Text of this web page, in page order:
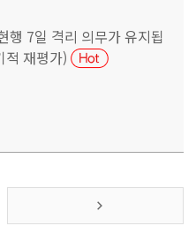
행 7일 격리 의무가 유지됩
적 재평가)